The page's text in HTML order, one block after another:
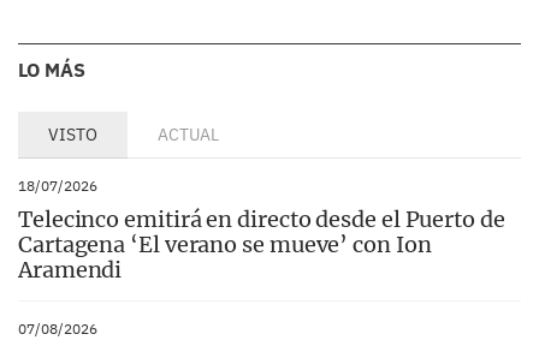
LO MÁS
VISTO ACTUAL
18/07/2026
Telecinco emitirá en directo desde el Puerto de
Cartagena ‘El verano se mueve’ con Ion
Aramendi
07/08/2026